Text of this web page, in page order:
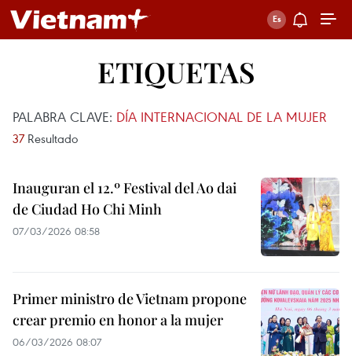
ETIQUETAS
PALABRA CLAVE: DÍA INTERNACIONAL DE LA MUJER
37 Resultado
Inauguran el 12.º Festival del Ao dai
de Ciudad Ho Chi Minh
07/03/2026 08:58
Primer ministro de Vietnam propone
crear premio en honor a la mujer
06/03/2026 08:07